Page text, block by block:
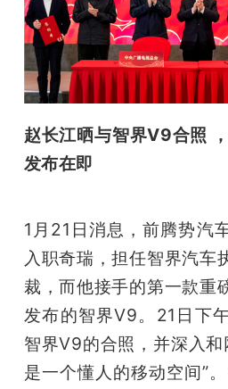
赵长江晒与智界V9合照
发布在即
1月21日消息，前腾势汽
入职奇瑞，担任智界汽车
裁，而他接手的第一款重
发布的智界V9。21日下
智界V9的合照，并深入
是一个懂人的移动空间”